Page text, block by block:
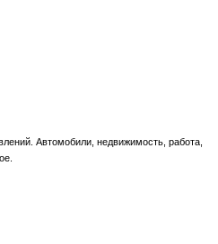
Автомобили, недвижимость, работа,